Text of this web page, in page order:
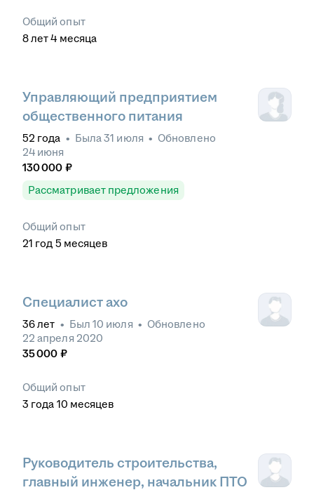
Общий опыт
8лет 4 месяца
Управляющий предприятием
общественного питания
52 года • Была31 июля • Обновлено
24 июня
130 000 ₽
Рассматривает предложения
Общий опыт
21 год 5 месяцев
Специалист ахо
36лет • Был 10 июля • Обновлено
22 апреля 2020
35 000 ₽
Общий опыт
3 года 10 месяцев
Руководитель строительства,
главный инженер, начальник ПТО